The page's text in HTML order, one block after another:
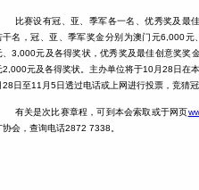
比赛设有冠、亚、季军各一名、优秀奖及最
干名，冠、亚、季军奖金分别为澳门元6,000元
、3,000元及各得奖状，优秀奖及最佳创意奖奖
2,000元及各得奖状。主办单位将于10月28日在
28日至11月5日透过电话或上网进行投票，竞猜
有关是次比赛章程，可到本会索取或于网页
协会，查询电话2872 7338。